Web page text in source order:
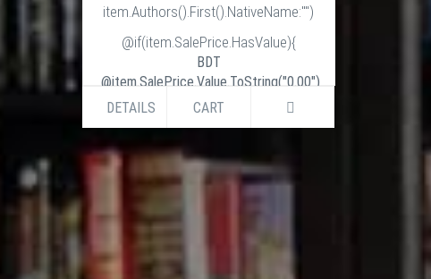
item.Authors().First().NativeName:"")
@if(item.SalePrice.HasValue){
BDT
@item.SalePrice.Value.ToString("0.00")
BDT
}else if (item.ListPrice.HasValue) {
BDT
@item.ListPrice.Value.ToString("0.00")
DETAILS CART